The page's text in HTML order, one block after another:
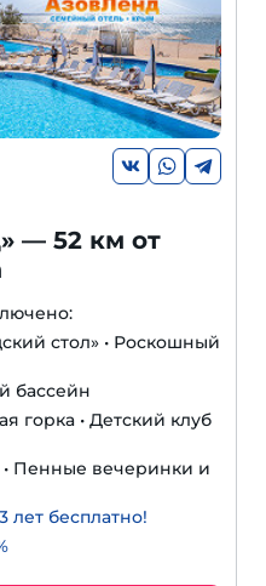
— 52 км от
стол» • Роскошный
бассейн
горка • Детский клуб
Пенные вечеринки и
бесплатно!